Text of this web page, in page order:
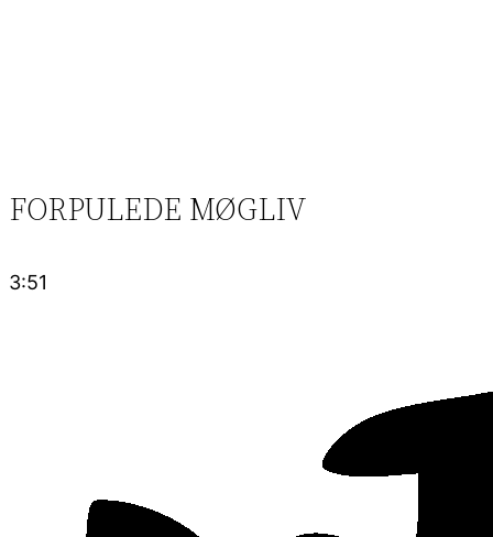
FORPULEDE MØGLIV
3:51